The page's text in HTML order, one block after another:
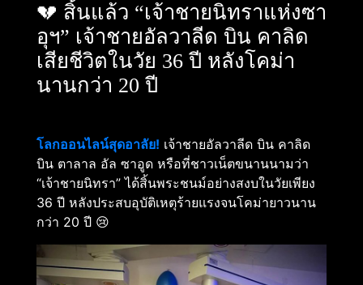
💔 สิ้นแล้ว “เจ้าชายนิทราแห่งซา
อุฯ” เจ้าชายอัลวาลีด บิน คาลิด
เสียชีวิตในวัย 36 ปี หลังโคม่า
นานกว่า 20 ปี
โลกออนไลน์สุดอาลัย! เจ้าชายอัลวาลีด บิน คาลิด
บิน ตาลาล อัล ซาอูด หรือที่ชาวเน็ตขนานนามว่า
“เจ้าชายนิทรา” ได้สิ้นพระชนม์อย่างสงบในวัยเพียง
36 ปี หลังประสบอุบัติเหตุร้ายแรงจนโคม่ายาวนาน
กว่า 20 ปี 😢